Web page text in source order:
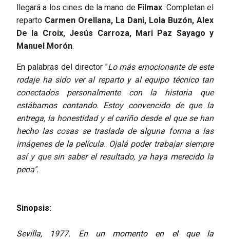
llegará a los cines de la mano de Filmax. Completan el
reparto Carmen Orellana, La Dani, Lola Buzón, Alex
De la Croix, Jesús Carroza, Mari Paz Sayago y
Manuel Morón.
En palabras del director "Lo más emocionante de este
rodaje ha sido ver al reparto y al equipo técnico tan
conectados personalmente con la historia que
estábamos contando. Estoy convencido de que la
entrega, la honestidad y el cariño desde el que se han
hecho las cosas se traslada de alguna forma a las
imágenes de la película. Ojalá poder trabajar siempre
así y que sin saber el resultado, ya haya merecido la
pena".
Sinopsis:
Sevilla, 1977. En un momento en el que la